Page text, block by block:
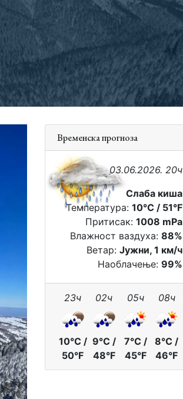
Временска прогноза
03.06.2026. 20ч
Слаба киша
Температура: 10°C / 51°F
Притисак: 1008 mPa
Влажност ваздуха: 88%
Ветар: Јужни, 1 км/ч
Наоблачење: 99%
23ч
10°C /
50°F
02ч
9°C /
48°F
05ч
7°C /
45°F
08ч
8°C /
46°F